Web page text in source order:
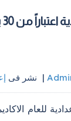
| نشر فى